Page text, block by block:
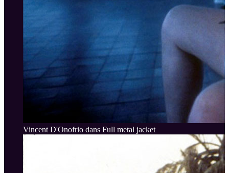
Vincent D'Onofrio dans Full metal jacket